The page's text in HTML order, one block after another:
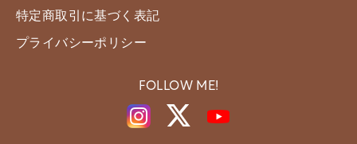
特定商取引に基づく表記
プライバシーポリシー
FOLLOW ME!